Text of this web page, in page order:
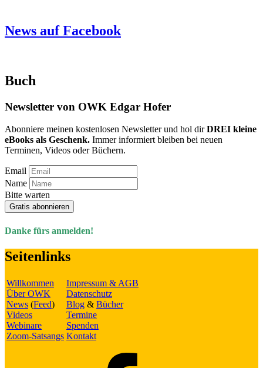
News auf Facebook
Buch
Newsletter von OWK Edgar Hofer
Abonniere meinen kostenlosen Newsletter und hol dirDREI kleine
eBooks als Geschenk. Immer informiert bleiben bei neuen
Terminen, Videos oder Büchern.
Email
Name
Bitte warten
Gratis abonnieren
Danke fürs anmelden!
Seitenlinks
Willkommen
Über OWK
News (Feed)
Videos
Webinare
Zoom-Satsangs
Impressum & AGB
Datenschutz
Blog & Bücher
Termine
Spenden
Kontakt